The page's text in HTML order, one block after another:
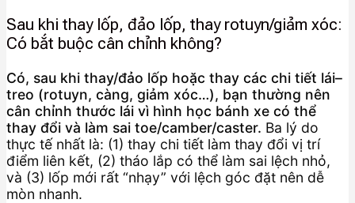
Sau khi thay lốp, đảo lốp, thay rotuyn/giảm xóc:
Có bắt buộc cân chỉnh không?
Có, sau khi thay/đảo lốp hoặc thay các chi tiết lái–
treo (rotuyn, càng, giảm xóc…), bạn thường nên
cân chỉnh thước lái vì hình học bánh xe có thể
thay đổi và làm sai toe/camber/caster. Ba lý do
thực tế nhất là: (1) thay chi tiết làm thay đổi vị trí
điểm liên kết, (2) tháo lắp có thể làm sai lệch nhỏ,
và (3) lốp mới rất “nhạy” với lệch góc đặt nên dễ
mòn nhanh.